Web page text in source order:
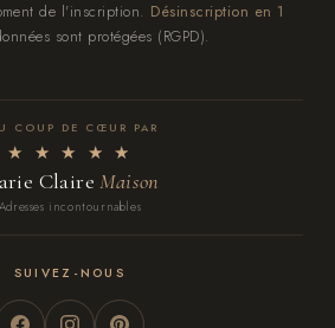
de l'inscription. Désinscription en 1
sont protégées (RGPD).
COUP DE CŒUR PAR
★ ★ ★ ★ ★
ClaireMaison
Adresses incontournables
SUIVEZ-NOUS